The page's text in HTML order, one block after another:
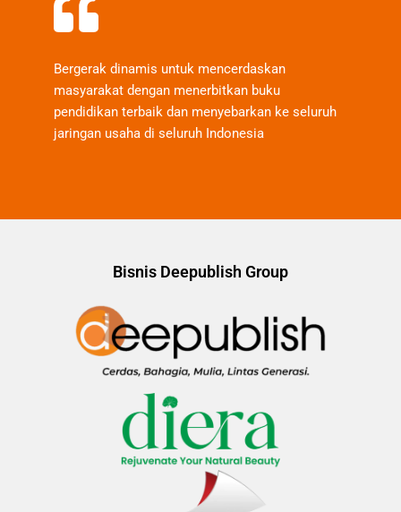
Bergerak dinamis untuk mencerdaskan
masyarakat dengan menerbitkan buku
pendidikan terbaik dan menyebarkan ke seluruh
jaringan usaha di seluruh Indonesia
Bisnis Deepublish Group